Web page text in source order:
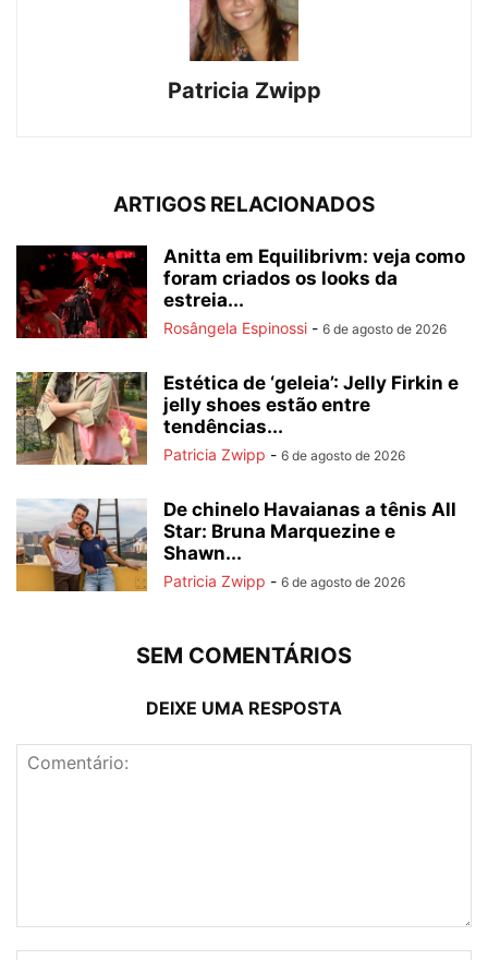
Patricia Zwipp
ARTIGOS RELACIONADOS
Anitta em Equilibrivm: veja como
foram criados os looks da
estreia...
Rosângela Espinossi - 6 de agosto de 2026
Estética de ‘geleia’: Jelly Firkin e
jelly shoes estão entre
tendências...
Patricia Zwipp - 6 de agosto de 2026
De chinelo Havaianas a tênis All
Star: Bruna Marquezine e
Shawn...
Patricia Zwipp - 6 de agosto de 2026
SEM COMENTÁRIOS
DEIXE UMA RESPOSTA